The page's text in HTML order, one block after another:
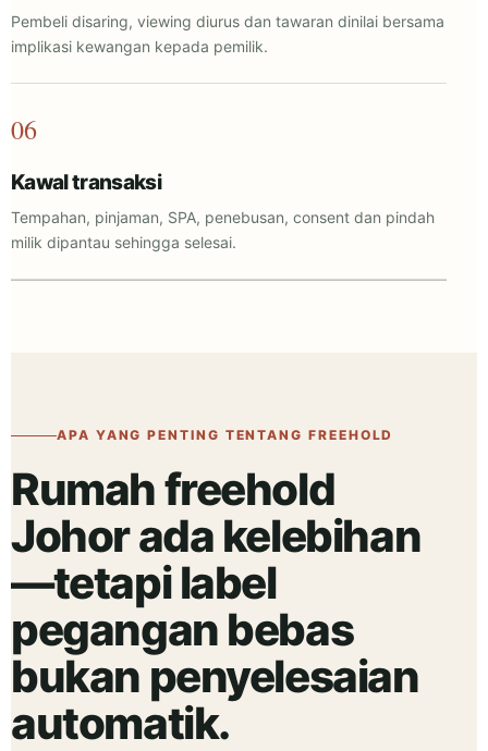
Pembeli disaring, viewing diurus dan tawaran dinilai bersama
implikasi kewangan kepada pemilik.
06
Kawal transaksi
Tempahan, pinjaman, SPA, penebusan, consent dan pindah
milik dipantau sehingga selesai.
APA YANG PENTING TENTANG FREEHOLD
Rumah freehold
Johor ada kelebihan
—tetapi label
pegangan bebas
bukan penyelesaian
automatik.